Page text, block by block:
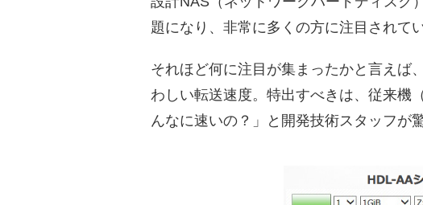
題になり、非常に多くの方に注目されてい
それほど何に注目が集まったかと言えば
わしい転送速度。特出すべきは、従来機
んなに速いの？」と開発技術スタッフが